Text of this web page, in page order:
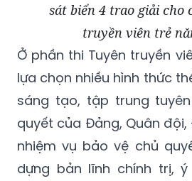
sát biển 4 trao giải cho
truyền viên trẻ
Ở phần thi Tuyên truyền
lựa chọn nhiều hình thức
sáng tạo, tập trung
quyết của Đảng, Quân đội,
nhiệm vụ bảo vệ chủ
dựng bản lĩnh chính trị,